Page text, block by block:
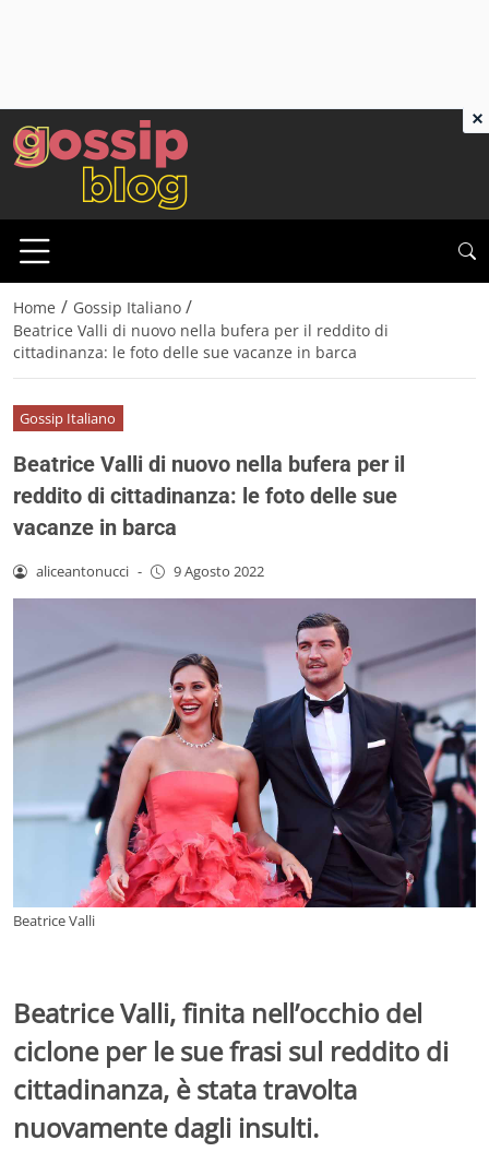
Home / Gossip Italiano /
Beatrice Valli di nuovo nella bufera per il reddito di
cittadinanza: le foto delle sue vacanze in barca
Gossip Italiano
Beatrice Valli di nuovo nella bufera per il
reddito di cittadinanza: le foto delle sue
vacanze in barca
aliceantonucci - 9 Agosto 2022
Beatrice Valli
Beatrice Valli, finita nell’occhio del
ciclone per le sue frasi sul reddito di
cittadinanza, è stata travolta
nuovamente dagli insulti.
×